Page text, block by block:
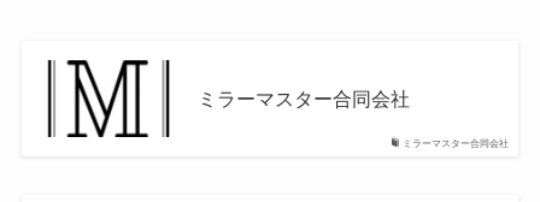
ミラーマスター合同会社
ミラーマスター合同会社